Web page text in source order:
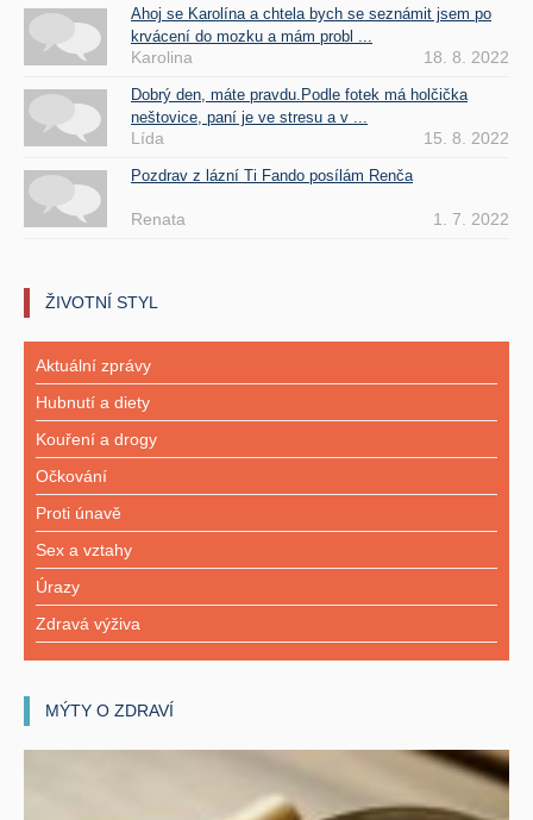
Ahoj se Karolína a chtela bych se seznámit jsem po
krvácení do mozku a mám probl ...
Karolina 18. 8. 2022
Dobrý den, máte pravdu.Podle fotek má holčička
neštovice, paní je ve stresu a v ...
Lída 15. 8. 2022
Pozdrav z lázní Ti Fando posílám Renča
Renata 1. 7. 2022
ŽIVOTNÍ STYL
Aktuální zprávy
Hubnutí a diety
Kouření a drogy
Očkování
Proti únavě
Sex a vztahy
Úrazy
Zdravá výživa
MÝTY O ZDRAVÍ